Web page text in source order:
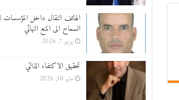
الهاتف النقال داخل المؤسسات
السماح الى المنع النهائي
يونيو 7, 2026
تحقيق الاكتفاء الذاتي
مايو 30, 2026